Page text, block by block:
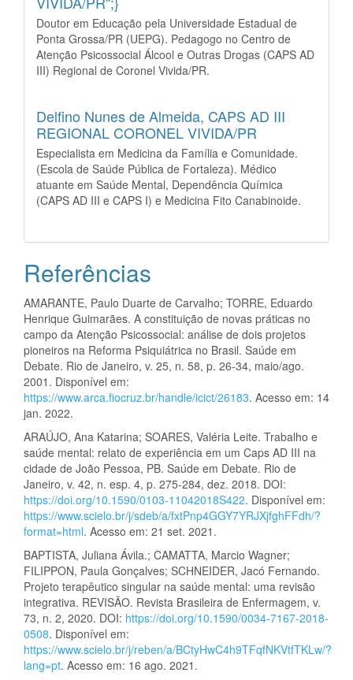
Doutor em Educação pela Universidade Estadual de
Ponta Grossa/PR (UEPG). Pedagogo no Centro de
Atenção Psicossocial Álcool e Outras Drogas (CAPS AD
III) Regional de Coronel Vivida/PR.
Delfino Nunes de Almeida, CAPS AD III
REGIONAL CORONEL VIVIDA/PR
Especialista em Medicina da Família e Comunidade.
(Escola de Saúde Pública de Fortaleza). Médico
atuante em Saúde Mental, Dependência Química
(CAPS AD III e CAPS I) e Medicina Fito Canabinoide.
Referências
AMARANTE, Paulo Duarte de Carvalho; TORRE, Eduardo
Henrique Guimarães. A constituição de novas práticas no
campo da Atenção Psicossocial: análise de dois projetos
pioneiros na Reforma Psiquiátrica no Brasil. Saúde em
Debate. Rio de Janeiro, v. 25, n. 58, p. 26-34, maio/ago.
2001. Disponível em:
https://www.arca.fiocruz.br/handle/icict/26183. Acesso em: 14
jan. 2022.
ARAÚJO, Ana Katarina; SOARES, Valéria Leite. Trabalho e
saúde mental: relato de experiência em um Caps AD III na
cidade de João Pessoa, PB. Saúde em Debate. Rio de
Janeiro, v. 42, n. esp. 4, p. 275-284, dez. 2018. DOI:
https://doi.org/10.1590/0103-11042018S422. Disponível em:
https://www.scielo.br/j/sdeb/a/fxtPnp4GGY7YRJXjfghFFdh/?
format=html. Acesso em: 21 set. 2021.
BAPTISTA, Juliana Ávila.; CAMATTA, Marcio Wagner;
FILIPPON, Paula Gonçalves; SCHNEIDER, Jacó Fernando.
Projeto terapêutico singular na saúde mental: uma revisão
integrativa. REVISÃO. Revista Brasileira de Enfermagem, v.
73, n. 2, 2020. DOI: https://doi.org/10.1590/0034-7167-2018-
0508. Disponível em:
https://www.scielo.br/j/reben/a/BCtyHwC4h9TFqfNKVtfTKLw/?
lang=pt. Acesso em: 16 ago. 2021.